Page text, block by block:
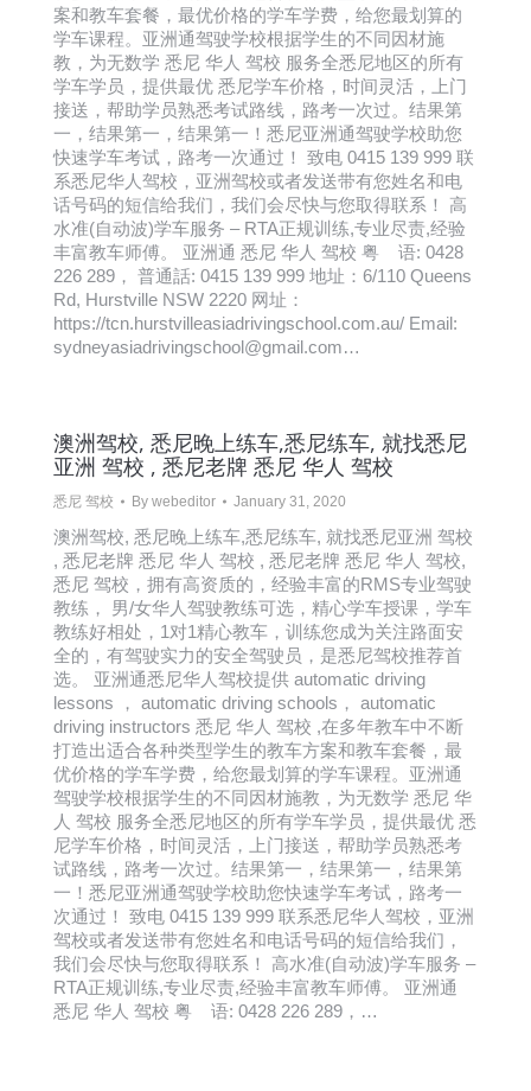
案和教车套餐，最优价格的学车学费，给您最划算的
学车课程。亚洲通驾驶学校根据学生的不同因材施
教，为无数学 悉尼 华人 驾校 服务全悉尼地区的所有
学车学员，提供最优 悉尼学车价格，时间灵活，上门
接送，帮助学员熟悉考试路线，路考一次过。结果第
一，结果第一，结果第一！悉尼亚洲通驾驶学校助您
快速学车考试，路考一次通过！ 致电 0415 139 999 联
系悉尼华人驾校，亚洲驾校或者发送带有您姓名和电
话号码的短信给我们，我们会尽快与您取得联系！ 高
水准(自动波)学车服务 – RTA正规训练,专业尽责,经验
丰富教车师傅。 亚洲通 悉尼 华人 驾校 粤 语: 0428
226 289， 普通話: 0415 139 999 地址：6/110 Queens
Rd, Hurstville NSW 2220 网址：
https://tcn.hurstvilleasiadrivingschool.com.au/ Email:
sydneyasiadrivingschool@gmail.com…
澳洲驾校, 悉尼晚上练车,悉尼练车, 就找悉尼
亚洲 驾校 , 悉尼老牌 悉尼 华人 驾校
悉尼 驾校 By webeditor January 31, 2020
澳洲驾校, 悉尼晚上练车,悉尼练车, 就找悉尼亚洲 驾校
, 悉尼老牌 悉尼 华人 驾校 , 悉尼老牌 悉尼 华人 驾校,
悉尼 驾校，拥有高资质的，经验丰富的RMS专业驾驶
教练， 男/女华人驾驶教练可选，精心学车授课，学车
教练好相处，1对1精心教车，训练您成为关注路面安
全的，有驾驶实力的安全驾驶员，是悉尼驾校推荐首
选。 亚洲通悉尼华人驾校提供 automatic driving
lessons ， automatic driving schools， automatic
driving instructors 悉尼 华人 驾校 ,在多年教车中不断
打造出适合各种类型学生的教车方案和教车套餐，最
优价格的学车学费，给您最划算的学车课程。亚洲通
驾驶学校根据学生的不同因材施教，为无数学 悉尼 华
人 驾校 服务全悉尼地区的所有学车学员，提供最优 悉
尼学车价格，时间灵活，上门接送，帮助学员熟悉考
试路线，路考一次过。结果第一，结果第一，结果第
一！悉尼亚洲通驾驶学校助您快速学车考试，路考一
次通过！ 致电 0415 139 999 联系悉尼华人驾校，亚洲
驾校或者发送带有您姓名和电话号码的短信给我们，
我们会尽快与您取得联系！ 高水准(自动波)学车服务 –
RTA正规训练,专业尽责,经验丰富教车师傅。 亚洲通
悉尼 华人 驾校 粤 语: 0428 226 289，…